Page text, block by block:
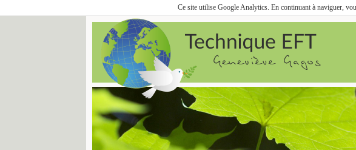
Ce site utilise Google Analytics. En continuant à naviguer,